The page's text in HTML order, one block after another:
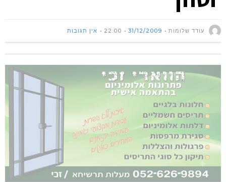
עודד שלומות 31/12/2009
22:00 אין תגובות